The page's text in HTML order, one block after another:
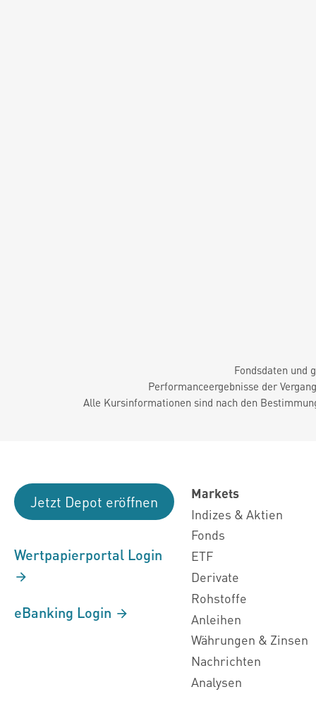
Fondsdaten und
Performanceergebnisse der
Alle Kursinformationen sind nach den
Jetzt Depot eröffnen
Wertpapierportal Login
eBanking Login
Markets
Indizes & Aktien
Fonds
ETF
Derivate
Rohstoffe
Anleihen
Währungen & Zinsen
Nachrichten
Analysen